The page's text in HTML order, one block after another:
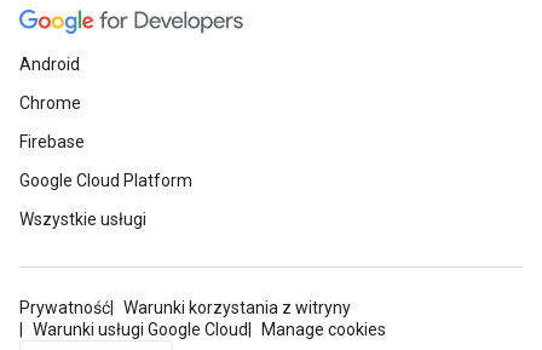
Android
Chrome
Firebase
Google Cloud Platform
Wszystkie usługi
Prywatność
Warunki korzystania z witryny
Warunki usługi Google Cloud
Manage cookies